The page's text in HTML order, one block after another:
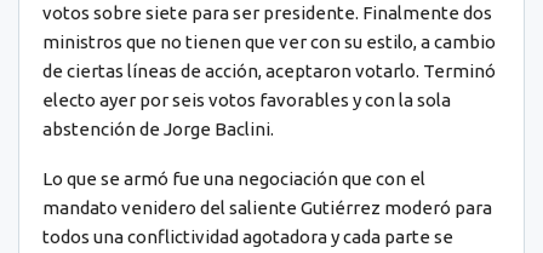
votos sobre siete para ser presidente. Finalmente dos
ministros que no tienen que ver con su estilo, a cambio
de ciertas líneas de acción, aceptaron votarlo. Terminó
electo ayer por seis votos favorables y con la sola
abstención de Jorge Baclini.
Lo que se armó fue una negociación que con el
mandato venidero del saliente Gutiérrez moderó para
todos una conflictividad agotadora y cada parte se